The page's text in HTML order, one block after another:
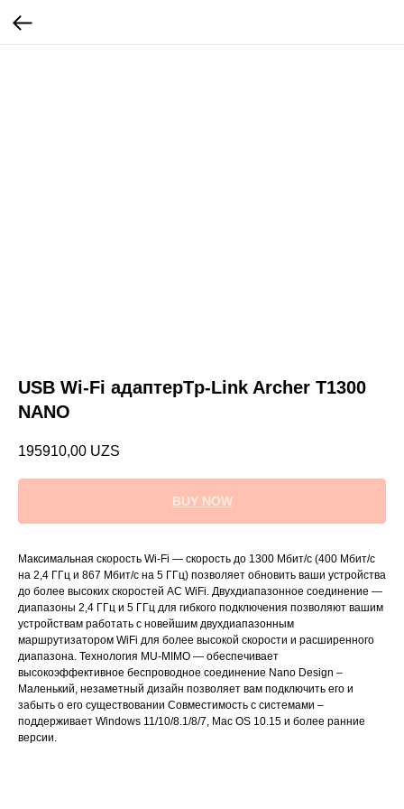
USB Wi-Fi адаптерTp-Link Archer T1300
NANO
195910,00 UZS
BUY NOW
Максимальная скорость Wi-Fi — скорость до 1300 Мбит/с (400 Мбит/с
на 2,4 ГГц и 867 Мбит/с на 5 ГГц) позволяет обновить ваши устройства
до более высоких скоростей AC WiFi. Двухдиапазонное соединение —
диапазоны 2,4 ГГц и 5 ГГц для гибкого подключения позволяют вашим
устройствам работать с новейшим двухдиапазонным
маршрутизатором WiFi для более высокой скорости и расширенного
диапазона. Технология MU-MIMO — обеспечивает
высокоэффективное беспроводное соединение Nano Design –
Маленький, незаметный дизайн позволяет вам подключить его и
забыть о его существовании Совместимость с системами –
поддерживает Windows 11/10/8.1/8/7, Mac OS 10.15 и более ранние
версии.